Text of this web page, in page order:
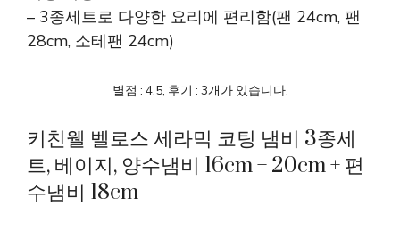
– 3종세트로 다양한 요리에 편리함(팬 24cm, 팬
28cm, 소테팬 24cm)
별점 : 4.5, 후기 : 3개가 있습니다.
키친웰 벨로스 세라믹 코팅 냄비 3종세
트, 베이지, 양수냄비 16cm + 20cm + 편
수냄비 18cm